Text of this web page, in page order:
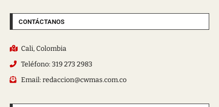
CONTÁCTANOS
Cali, Colombia
Teléfono: 319 273 2983
Email: redaccion@cwmas.com.co